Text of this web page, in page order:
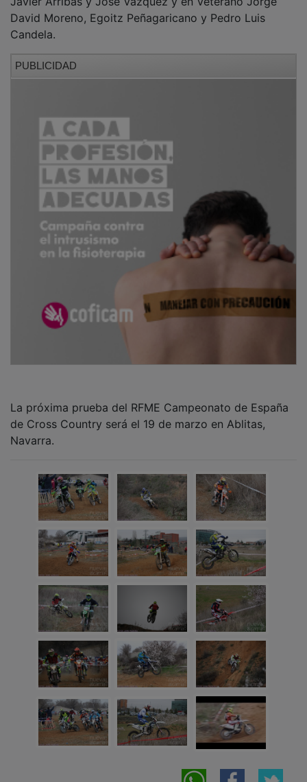
David Moreno, Egoitz Peñagaricano y Pedro Luis
Candela.
de Cross Country será el 19 de marzo en Ablitas,
Navarra.